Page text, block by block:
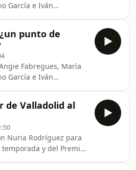
García e Iván
Española de Pádel y
de la española, Pepe
punto de
Fabregues, María
García e Iván
de Valladolid al
Nuria Rodríguez para
y del Premier